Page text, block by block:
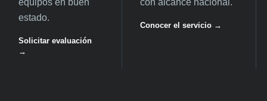
equipos en buen
estado.
Solicitar evaluación
→
con alcance nacional.
Conocer el servicio →